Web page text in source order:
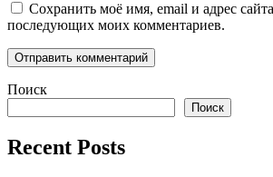
Сохранить моё имя, email и адрес
последующих моих комментариев.
Поиск
Поиск
Recent Posts